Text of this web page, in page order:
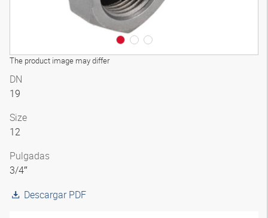
The product image may differ
DN
19
Size
12
Pulgadas
3/4″
Descargar PDF